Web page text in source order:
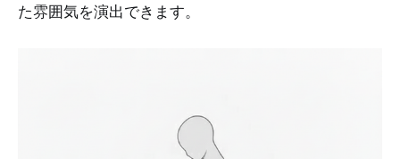
た雰囲気を演出できます。